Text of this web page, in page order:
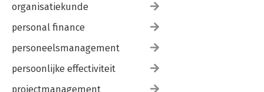
organisatiekunde
personal finance
personeelsmanagement
persoonlijke effectiviteit
projectmanagement